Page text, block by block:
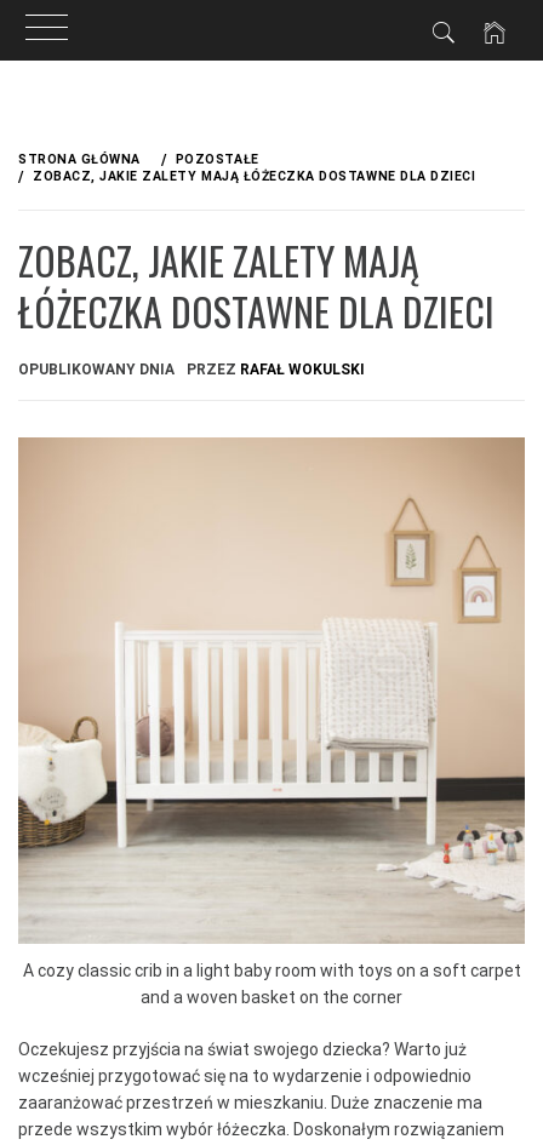
treściSTRONA GŁÓWNA
POZOSTAŁE
ZOBACZ, JAKIE ZALETY MAJĄ ŁÓŻECZKA DOSTAWNE DLA DZIECI
ZOBACZ, JAKIE ZALETY MAJĄ
ŁÓŻECZKA DOSTAWNE DLA DZIECI
OPUBLIKOWANY DNIA PRZEZ RAFAŁ WOKULSKI
A cozy classic crib in a light baby room with toys on a soft carpet
and a woven basket on the corner
Oczekujesz przyjścia na świat swojego dziecka? Warto już
wcześniej przygotować się na to wydarzenie i odpowiednio
zaaranżować przestrzeń w mieszkaniu. Duże znaczenie ma
przede wszystkim wybór łóżeczka. Doskonałym rozwiązaniem